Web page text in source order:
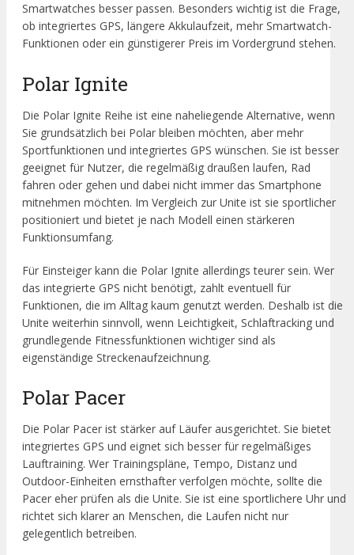
Smartwatches besser passen. Besonders wichtig ist die Frage,
ob integriertes GPS, längere Akkulaufzeit, mehr Smartwatch-
Funktionen oder ein günstigerer Preis im Vordergrund stehen.
Polar Ignite
Die Polar Ignite Reihe ist eine naheliegende Alternative, wenn
Sie grundsätzlich bei Polar bleiben möchten, aber mehr
Sportfunktionen und integriertes GPS wünschen. Sie ist besser
geeignet für Nutzer, die regelmäßig draußen laufen, Rad
fahren oder gehen und dabei nicht immer das Smartphone
mitnehmen möchten. Im Vergleich zur Unite ist sie sportlicher
positioniert und bietet je nach Modell einen stärkeren
Funktionsumfang.
Für Einsteiger kann die Polar Ignite allerdings teurer sein. Wer
das integrierte GPS nicht benötigt, zahlt eventuell für
Funktionen, die im Alltag kaum genutzt werden. Deshalb ist die
Unite weiterhin sinnvoll, wenn Leichtigkeit, Schlaftracking und
grundlegende Fitnessfunktionen wichtiger sind als
eigenständige Streckenaufzeichnung.
Polar Pacer
Die Polar Pacer ist stärker auf Läufer ausgerichtet. Sie bietet
integriertes GPS und eignet sich besser für regelmäßiges
Lauftraining. Wer Trainingspläne, Tempo, Distanz und
Outdoor-Einheiten ernsthafter verfolgen möchte, sollte die
Pacer eher prüfen als die Unite. Sie ist eine sportlichere Uhr und
richtet sich klarer an Menschen, die Laufen nicht nur
gelegentlich betreiben.